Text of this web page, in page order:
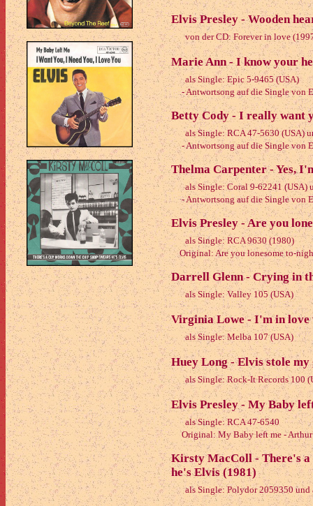
Elvis Presley - Wooden
von der CD: Forever in love
Marie Ann - I know your
als Single: Epic 5-9465 (USA)
- Antwortsong auf die Single von
Betty Cody - I really want
als Single: RCA 47-5630 (USA)
- Antwortsong auf die Single von
Thelma Carpenter - Yes,
als Single: Coral 9-62241 (USA)
- Antwortsong auf die Single von
Elvis Presley - Are you
als Single: RCA 9630 (1980)
Original: Are you lonesome to-
Darrell Glenn - Crying in
als Single: Valley 105 (USA)
Virginia Lowe - I'm in love
als Single: Melba 107 (USA)
Huey Long - Elvis stole my
als Single: Rock-It Records 100
Elvis Presley - My Baby
als Single: RCA 47-6540
Original: My Baby left me -
Kirsty MacColl - There's a
he's Elvis (1981)
als Single: Polydor 2059350 und